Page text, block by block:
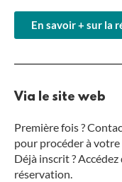
En savoir + sur la
Via le site web
Première fois ?
pour procéder à
Déjà inscrit ?
réservation.